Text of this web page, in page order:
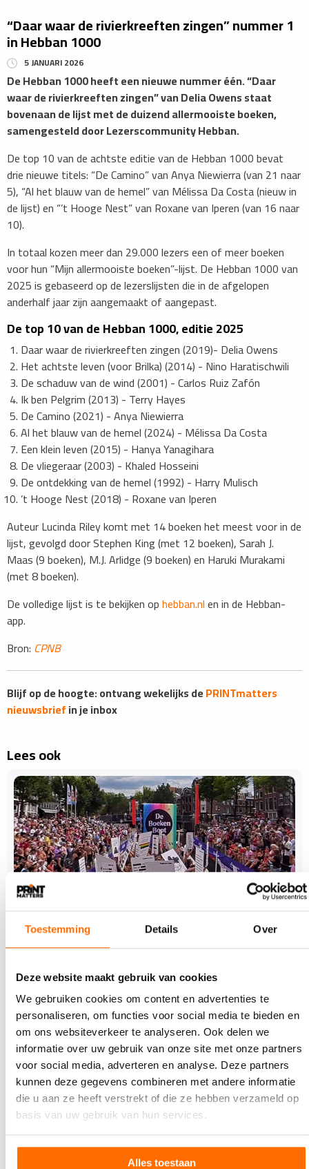
Toestemming Details Over
Deze website maakt gebruik van cookies
We gebruiken cookies om content en advertenties te
personaliseren, om functies voor social media te bieden en
om ons websiteverkeer te analyseren. Ook delen we
informatie over uw gebruik van onze site met onze partners
voor social media, adverteren en analyse. Deze partners
kunnen deze gegevens combineren met andere informatie
die u aan ze heeft verstrekt of die ze hebben verzameld op
basis van uw gebruik van hun services.
Alles toestaan
“Daar waar de rivierkreeften zingen” nummer 1
in Hebban 1000
5 JANUARI 2026
De Hebban 1000 heeft een nieuwe nummer één. “Daar
waar de rivierkreeften zingen” van Delia Owens staat
bovenaan de lijst met de duizend allermooiste boeken,
samengesteld door Lezerscommunity Hebban.
​De top 10 van de achtste editie van de Hebban 1000 bevat
drie nieuwe titels: “De Camino” van Anya Niewierra (van 21 naar
5), “Al het blauw van de hemel” van Mélissa Da Costa (nieuw in
de lijst) en “’t Hooge Nest” van Roxane van Iperen (van 16 naar
10).
In totaal kozen meer dan 29.000 lezers een of meer boeken
voor hun “Mijn allermooiste boeken”-lijst. De Hebban 1000 van
2025 is gebaseerd op de lezerslijsten die in de afgelopen
anderhalf jaar zijn aangemaakt of aangepast.
​De top 10 van de Hebban 1000, editie 2025
Daar waar de rivierkreeften zingen (2019)- Delia Owens
Het achtste leven (voor Brilka) (2014) - Nino Haratischwili
De schaduw van de wind (2001) - Carlos Ruiz Zafón
Ik ben Pelgrim (2013) - Terry Hayes
De Camino (2021) - Anya Niewierra
Al het blauw van de hemel (2024) - Mélissa Da Costa
Een klein leven (2015) - Hanya Yanagihara
De vliegeraar (2003) - Khaled Hosseini
De ontdekking van de hemel (1992) - Harry Mulisch
’t Hooge Nest (2018) - Roxane van Iperen
Auteur Lucinda Riley komt met 14 boeken het meest voor in de
lijst, gevolgd door Stephen King (met 12 boeken), Sarah J.
Maas (9 boeken), M.J. Arlidge (9 boeken) en Haruki Murakami
(met 8 boeken).
De volledige lijst is te bekijken ophebban.nlen in de Hebban-
app.
Bron: CPNB
Blijf op de hoogte: ontvang wekelijks dePRINTmatters
nieuwsbriefin je inbox
Lees ook
Boekenboot wint prijs voor Beste Statement
tijdens Canal Pride
Tijdens de Amsterdam Canal Pride op 1 augustus
heeft De Boekenboot de prijs gewonnen voor beste
statement.…